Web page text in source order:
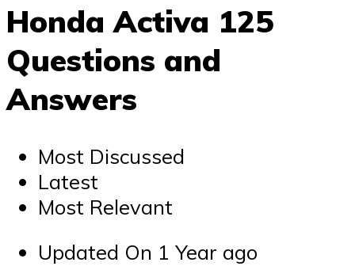
Honda Activa 125
Questions and
Answers
Most Discussed
Latest
Most Relevant
Updated On 1 Year ago